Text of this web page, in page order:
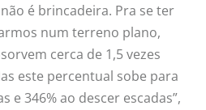
é brincadeira. Pra se ter
num terreno plano,
cerca de 1,5 vezes
este percentual sobe para
e 346% ao descer escadas”,